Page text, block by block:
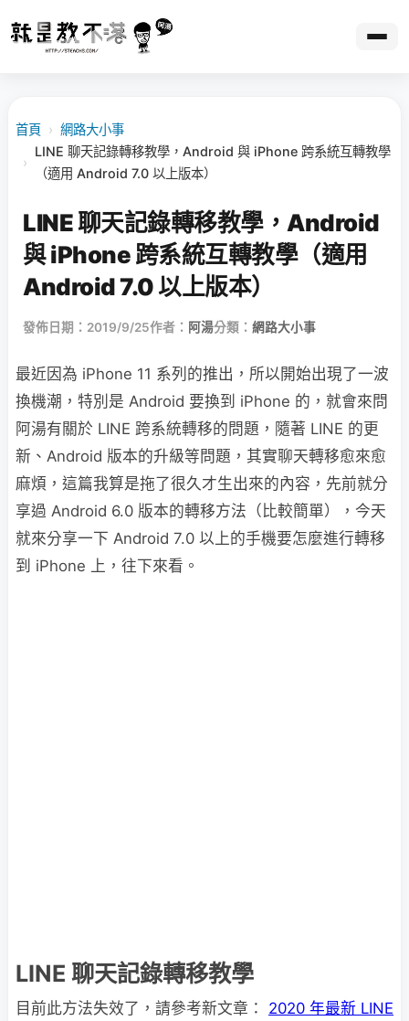
首頁 › 網路大小事
›
LINE 聊天記錄轉移教學，Android 與 iPhone 跨系統互轉教學
（適用 Android 7.0 以上版本）
LINE 聊天記錄轉移教學，Android
與 iPhone 跨系統互轉教學（適用
Android 7.0 以上版本）
發佈日期：2019/9/25作者： 阿湯分類： 網路大小事
最近因為 iPhone 11 系列的推出，所以開始出現了一波
換機潮，特別是 Android 要換到 iPhone 的，就會來問
阿湯有關於 LINE 跨系統轉移的問題，隨著 LINE 的更
新、Android 版本的升級等問題，其實聊天轉移愈來愈
麻煩，這篇我算是拖了很久才生出來的內容，先前就分
享過 Android 6.0 版本的轉移方法（比較簡單），今天
就來分享一下 Android 7.0 以上的手機要怎麼進行轉移
到 iPhone 上，往下來看。
LINE 聊天記錄轉移教學
目前此方法失效了，請參考新文章： 2020 年最新 LINE